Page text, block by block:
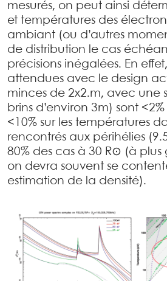
mesurés, on peut ainsi
et températures des
ambiant (ou d’autres
de distribution le cas
précisions inégalées. En
attendues avec le design
minces de 2x2.m, avec une
brins d’environ 3m) sont
<10% sur les températures
rencontrés aux périhélies
80% des cas à 30 R⊙ (à
on devra souvent se
estimation de la densité).